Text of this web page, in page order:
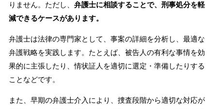
りません。ただし、 弁護士に相談することで、刑事処分を軽
減できるケースがあります。
弁護士は法律の専門家として、事案の詳細を分析し、最適な
弁護戦略を実践します。たとえば、被告人の有利な事情を効
果的に主張したり、情状証人を適切に選定・準備したりする
ことなどです。
また、早期の弁護士介入により、捜査段階から適切な対応が